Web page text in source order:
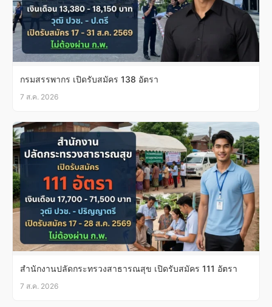
กรมสรรพากร เปิดรับสมัคร 138 อัตรา
7 ส.ค. 2026
สำนักงานปลัดกระทรวงสาธารณสุข เปิดรับสมัคร 111 อัตรา
7 ส.ค. 2026